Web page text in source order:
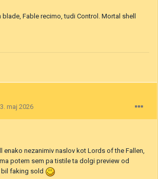
blade, Fable recimo, tudi Control. Mortal shell
maj 2026
enako nezanimiv naslov kot Lords of the Fallen,
potem sem pa tistile ta dolgi preview od
faking sold